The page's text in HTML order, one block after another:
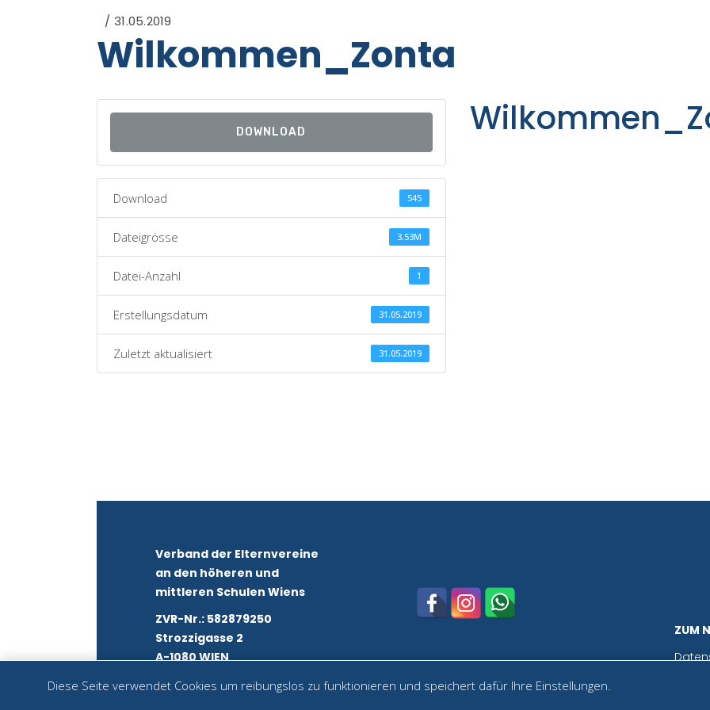
31.05.2019
Wilkommen_Zonta
DOWNLOAD
Download 545
Dateigrösse 3.53M
Datei-Anzahl 1
Erstellungsdatum 31.05.2019
Zuletzt aktualisiert 31.05.2019
Verband der Elternvereine
an den höheren und
mittleren Schulen Wiens
ZVR-Nr.: 582879250
Strozzigasse 2
A-1080 WIEN
ZUM
Diese Seite verwendet Cookies um reibungslos zu funktionieren und speichert dafür Ihre Einstellungen.